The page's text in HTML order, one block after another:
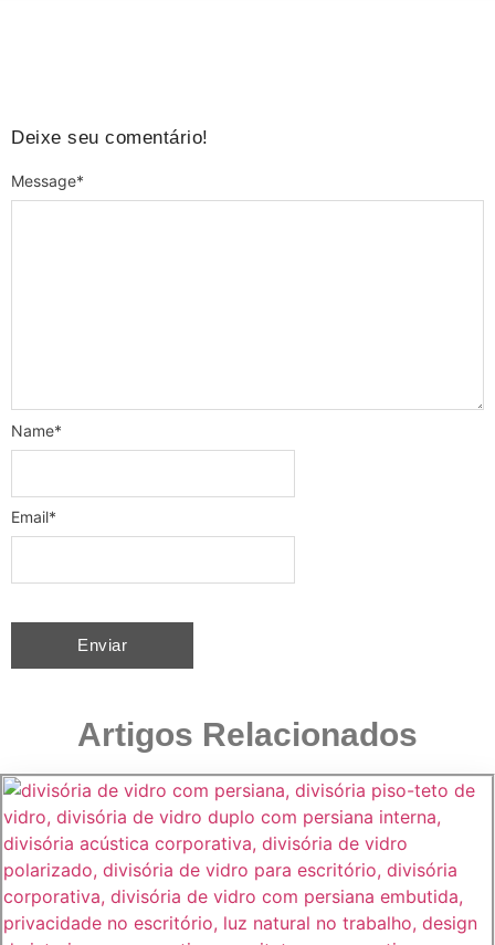
Deixe seu comentário!
Message*
Name*
Email*
Artigos Relacionados